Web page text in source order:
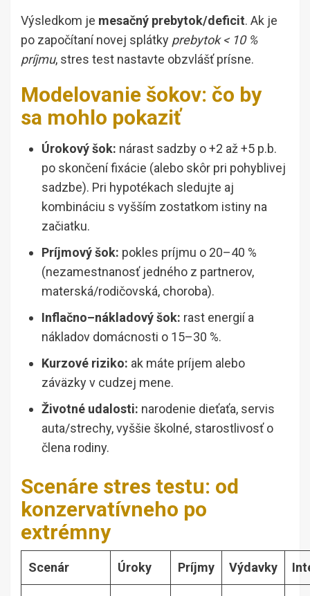
Výsledkom je mesačný prebytok/deficit. Ak je
po započítaní novej splátky prebytok < 10 %
príjmu, stres test nastavte obzvlášť prísne.
Modelovanie šokov: čo by
sa mohlo pokaziť
Úrokový šok: nárast sadzby o +2 až +5 p.b.
po skončení fixácie (alebo skôr pri pohyblivej
sadzbe). Pri hypotékach sledujte aj
kombináciu s vyšším zostatkom istiny na
začiatku.
Príjmový šok: pokles príjmu o 20–40 %
(nezamestnanosť jedného z partnerov,
materská/rodičovská, choroba).
Inflačno–nákladový šok: rast energií a
nákladov domácnosti o 15–30 %.
Kurzové riziko: ak máte príjem alebo
záväzky v cudzej mene.
Životné udalosti: narodenie dieťaťa, servis
auta/strechy, vyššie školné, starostlivosť o
člena rodiny.
Scenáre stres testu: od
konzervatívneho po
extrémny
Scenár Úroky Príjmy Výdavky